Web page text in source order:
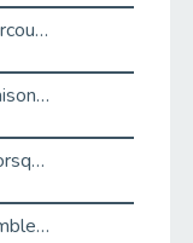
Témoignage : Le parcours de Marc, 44 ans
L’Aménagement Raisonnable : Un Levier pour l’Équité
Optimiser son CV lorsqu’on est en situation de handicap
28 avril : Agir ensemble pour une culture de prévention au travail